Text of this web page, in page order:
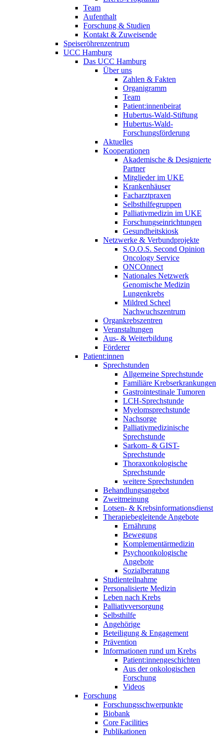
Team
Aufenthalt
Forschung & Studien
Kontakt & Zuweisende
Speiseröhrenzentrum
UCC Hamburg
Das UCC Hamburg
Über uns
Zahlen & Fakten
Organigramm
Team
Patient:innenbeirat
Hubertus-Wald-Stiftung
Hubertus-Wald-
Forschungsförderung
Aktuelles
Kooperationen
Akademische & Designierte
Partner
Mitglieder im UKE
Krankenhäuser
Facharztpraxen
Selbsthilfegruppen
Palliativmedizin im UKE
Forschungseinrichtungen
Gesundheitskiosk
Netzwerke & Verbundprojekte
S.O.O.S. Second Opinion
Oncology Service
ONCOnnect
Nationales Netzwerk
Genomische Medizin
Lungenkrebs
Mildred Scheel
Nachwuchszentrum
Organkrebszentren
Veranstaltungen
Aus- & Weiterbildung
Förderer
Patient:innen
Sprechstunden
Allgemeine Sprechstunde
Familiäre Krebserkrankungen
Gastrointestinale Tumoren
LCH-Sprechstunde
Myelomsprechstunde
Nachsorge
Palliativmedizinische
Sprechstunde
Sarkom- & GIST-
Sprechstunde
Thoraxonkologische
Sprechstunde
weitere Sprechstunden
Behandlungsangebot
Zweitmeinung
Lotsen- & Krebsinformationsdienst
Therapiebegleitende Angebote
Ernährung
Bewegung
Komplementärmedizin
Psychoonkologische
Angebote
Sozialberatung
Studienteilnahme
Personalisierte Medizin
Leben nach Krebs
Palliativversorgung
Selbsthilfe
Angehörige
Beteiligung & Engagement
Prävention
Informationen rund um Krebs
Patient:innengeschichten
Aus der onkologischen
Forschung
Videos
Forschung
Forschungsschwerpunkte
Biobank
Core Facilities
Publikationen